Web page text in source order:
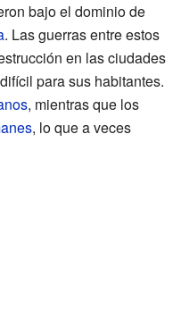
bajo el dominio de
. Las guerras entre estos
en las ciudades
para sus habitantes.
, mientras que los
, lo que a veces